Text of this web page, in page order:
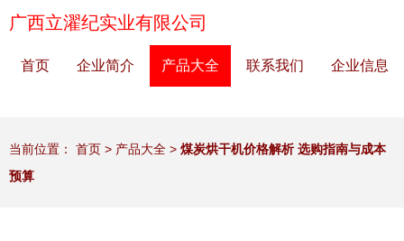
广西立濯纪实业有限公司
首页 企业简介 产品大全 联系我们 企业信息
当前位置： 首页 > 产品大全 > 煤炭烘干机价格解析 选购指南与成本
预算